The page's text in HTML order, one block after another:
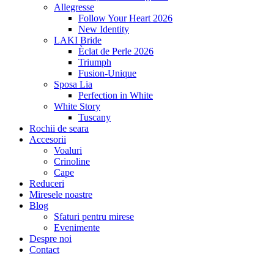
Allegresse
Follow Your Heart 2026
New Identity
LAKI Bride
Èclat de Perle 2026
Triumph
Fusion-Unique
Sposa Lia
Perfection in White
White Story
Tuscany
Rochii de seara
Accesorii
Voaluri
Crinoline
Cape
Reduceri
Miresele noastre
Blog
Sfaturi pentru mirese
Evenimente
Despre noi
Contact